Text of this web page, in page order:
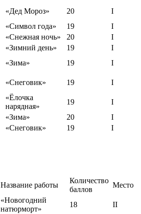
«Дед Мороз» 20
I
«Символ года» 19
I
«Снежная ночь» 20
I
«Зимний день» 19
I
«Зима» 19 I
«Снеговик» 19 I
«Ёлочка
нарядная»
19
I
«Зима» 20
I
«Снеговик» 19 I
Название работы
Количество
баллов
Место
«Новогодний
натюрморт»
18
II